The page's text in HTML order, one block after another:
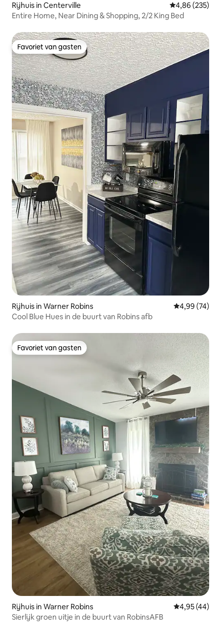
Rijhuis in Centerville Gemiddelde
4,86 (235)
Entire Home, Near Dining & Shopping, 2/2 King Bed
Favoriet van gasten
Favoriet van gasten
Rijhuis in Warner Robins Gemiddelde
4,99 (74)
Cool Blue Hues in de buurt van Robins afb
Favoriet van gasten
Favoriet van gasten
Rijhuis in Warner Robins Gemiddelde
4,95 (44)
Sierlijk groen uitje in de buurt van RobinsAFB